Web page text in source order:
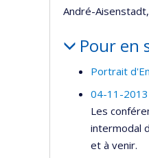
André-
Pour en
Portrait
04-11-2013
Les
intermodal
et à venir.